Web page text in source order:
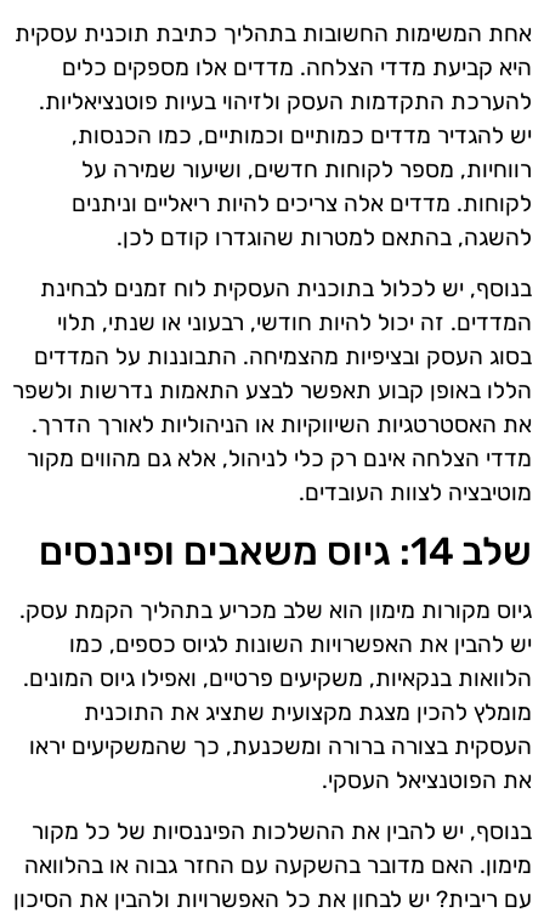
אחת המשימות החשובות בתהליך כתיבת תוכנית עסקית
היא קביעת מדדי הצלחה. מדדים אלו מספקים כלים
להערכת התקדמות העסק ולזיהוי בעיות פוטנציאליות.
יש להגדיר מדדים כמותיים וכמותיים, כמו הכנסות,
רווחיות, מספר לקוחות חדשים, ושיעור שמירה על
לקוחות. מדדים אלה צריכים להיות ריאליים וניתנים
להשגה, בהתאם למטרות שהוגדרו קודם לכן.
בנוסף, יש לכלול בתוכנית העסקית לוח זמנים לבחינת
המדדים. זה יכול להיות חודשי, רבעוני או שנתי, תלוי
בסוג העסק ובציפיות מהצמיחה. התבוננות על המדדים
הללו באופן קבוע תאפשר לבצע התאמות נדרשות ולשפר
את האסטרטגיות השיווקיות או הניהוליות לאורך הדרך.
מדדי הצלחה אינם רק כלי לניהול, אלא גם מהווים מקור
מוטיבציה לצוות העובדים.
שלב 14: גיוס משאבים ופיננסים
גיוס מקורות מימון הוא שלב מכריע בתהליך הקמת עסק.
יש להבין את האפשרויות השונות לגיוס כספים, כמו
הלוואות בנקאיות, משקיעים פרטיים, ואפילו גיוס המונים.
מומלץ להכין מצגת מקצועית שתציג את התוכנית
העסקית בצורה ברורה ומשכנעת, כך שהמשקיעים יראו
את הפוטנציאל העסקי.
בנוסף, יש להבין את ההשלכות הפיננסיות של כל מקור
מימון. האם מדובר בהשקעה עם החזר גבוה או בהלוואה
עם ריבית? יש לבחון את כל האפשרויות ולהבין את הסיכון